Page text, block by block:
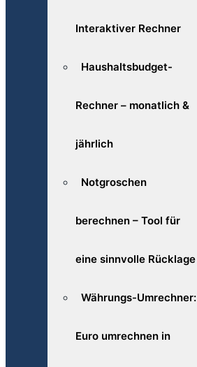
Interaktiver Rechner
Haushaltsbudget-
Rechner – monatlich &
jährlich
Notgroschen
berechnen – Tool für
eine sinnvolle Rücklage
Währungs-Umrechner:
Euro umrechnen in